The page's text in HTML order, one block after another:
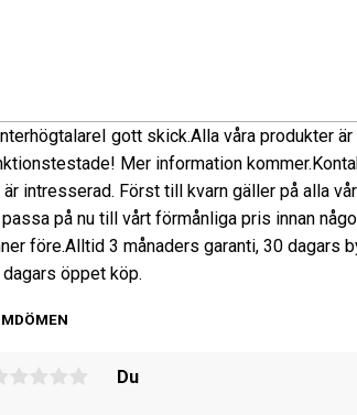
I gott skick.Alla våra produkter är
Mer information kommer.
är intresserad. Först till kvarn gäller på alla
på nu till vårt förmånliga pris innan
före.Alltid 3 månaders garanti, 30 dagars
dagars öppet köp.
Du